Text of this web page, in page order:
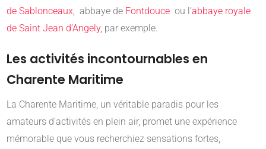
de Sablonceaux , abbaye de Fontdouce ou l’abbaye royale
de Saint Jean d’Angely, par exemple.
Les activités incontournables en
Charente Maritime
La Charente Maritime, un véritable paradis pour les
amateurs d’activités en plein air, promet une expérience
mémorable que vous recherchiez sensations fortes,